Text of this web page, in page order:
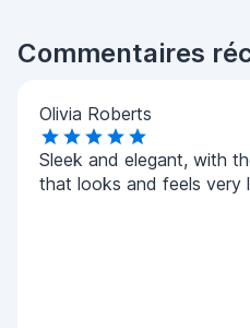
Commentaires
Olivia Roberts
Sleek and elegant, with
that looks and feels very